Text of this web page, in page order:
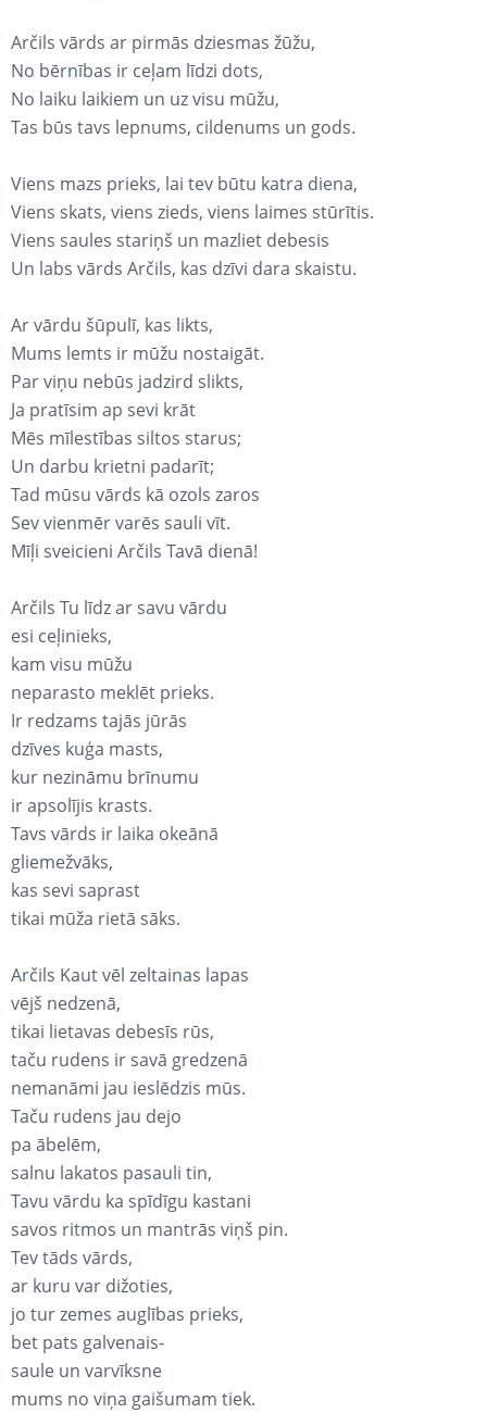
Arčils vārds ar pirmās dziesmas žūžu,
No bērnības ir ceļam līdzi dots,
No laiku laikiem un uz visu mūžu,
Tas būs tavs lepnums, cildenums un gods.
Viens mazs prieks, lai tev būtu katra diena,
Viens skats, viens zieds, viens laimes stūrītis.
Viens saules stariņš un mazliet debesis
Un labs vārds Arčils, kas dzīvi dara skaistu.
Ar vārdu šūpulī, kas likts,
Mums lemts ir mūžu nostaigāt.
Par viņu nebūs jadzird slikts,
Ja pratīsim ap sevi krāt
Mēs mīlestības siltos starus;
Un darbu krietni padarīt;
Tad mūsu vārds kā ozols zaros
Sev vienmēr varēs sauli vīt.
Mīļi sveicieni Arčils Tavā dienā!
Arčils Tu līdz ar savu vārdu
esi ceļinieks,
kam visu mūžu
neparasto meklēt prieks.
Ir redzams tajās jūrās
dzīves kuģa masts,
kur nezināmu brīnumu
ir apsolījis krasts.
Tavs vārds ir laika okeānā
gliemežvāks,
kas sevi saprast
tikai mūža rietā sāks.
Arčils Kaut vēl zeltainas lapas
vējš nedzenā,
tikai lietavas debesīs rūs,
taču rudens ir savā gredzenā
nemanāmi jau ieslēdzis mūs.
Taču rudens jau dejo
pa ābelēm,
salnu lakatos pasauli tin,
Tavu vārdu ka spīdīgu kastani
savos ritmos un mantrās viņš pin.
Tev tāds vārds,
ar kuru var dižoties,
jo tur zemes auglības prieks,
bet pats galvenais-
saule un varvīksne
mums no viņa gaišumam tiek.